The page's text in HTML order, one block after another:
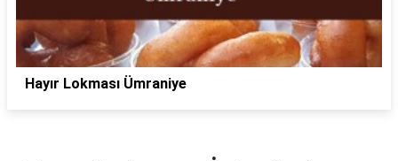
Hayır Lokması Ümraniye